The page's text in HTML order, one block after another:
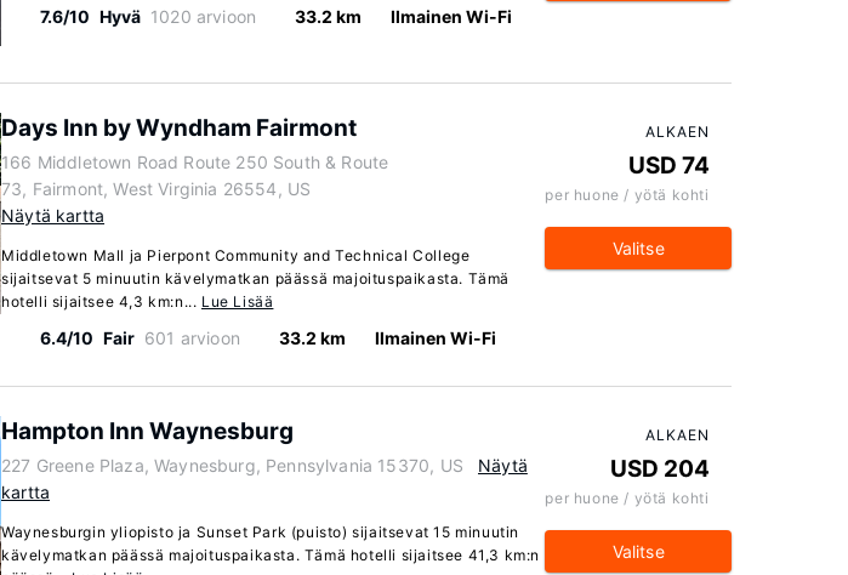
7.6/10 Hyvä 1020 arvioon 33.2 km Ilmainen Wi-Fi
Days Inn by Wyndham Fairmont
166 Middletown Road Route 250 South & Route
73, Fairmont, West Virginia 26554, US
Näytä kartta
Middletown Mall ja Pierpont Community and Technical College
sijaitsevat 5 minuutin kävelymatkan päässä majoituspaikasta. Tämä
hotelli sijaitsee 4,3 km:n... Lue Lisää
6.4/10 Fair 601 arvioon 33.2 km Ilmainen Wi-Fi
ALKAEN
USD 74
per huone / yötä kohti
Valitse
Hampton Inn Waynesburg
227 Greene Plaza, Waynesburg, Pennsylvania 15370, US
Näytä
kartta
Waynesburgin yliopisto ja Sunset Park (puisto) sijaitsevat 15 minuutin
kävelymatkan päässä majoituspaikasta. Tämä hotelli sijaitsee 41,3 km:n
ALKAEN
USD 204
per huone / yötä kohti
Valitse